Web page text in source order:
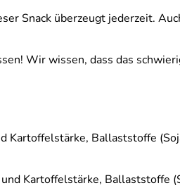
Snack überzeugt jederzeit.
Wir wissen, dass das
Kartoffelstärke, Ballaststoffe
Kartoffelstärke, Ballaststoffe